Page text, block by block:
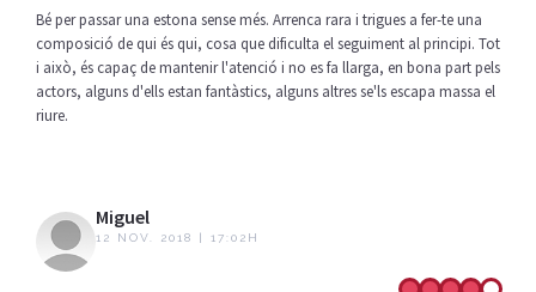
Bé per passar una estona sense més. Arrenca rara i trigues a fer-te una
composició de qui és qui, cosa que dificulta el seguiment al principi. Tot
i això, és capaç de mantenir l'atenció i no es fa llarga, en bona part pels
actors, alguns d'ells estan fantàstics, alguns altres se'ls escapa massa el
riure.
Miguel
12 NOV. 2018 | 17:02H